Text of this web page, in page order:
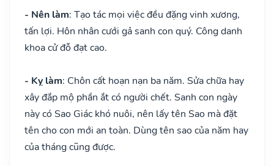
- Nên làm: Tạo tác mọi việc đều đặng vinh xương,
tấn lợi. Hôn nhân cưới gả sanh con quý. Công danh
khoa cử đỗ đạt cao.
- Kỵ làm: Chôn cất hoạn nạn ba năm. Sửa chữa hay
xây đắp mộ phần ắt có người chết. Sanh con ngày
này có Sao Giác khó nuôi, nên lấy tên Sao mà đặt
tên cho con mới an toàn. Dùng tên sao của năm hay
của tháng cũng được.